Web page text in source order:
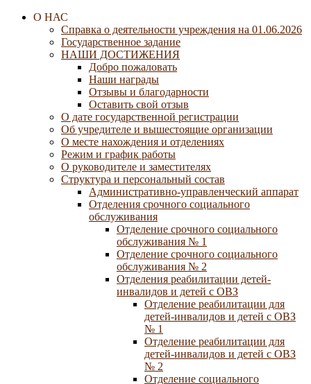
О НАС
Справка о деятельности учреждения на 01.06.2026
Государственное задание
НАШИ ДОСТИЖЕНИЯ
Добро пожаловать
Наши награды
Отзывы и благодарности
Оставить свой отзыв
О дате государственной регистрации
Об учредителе и вышестоящие организации
О месте нахождения и отделениях
Режим и график работы
О руководителе и заместителях
Структура и персональный состав
Административно-управленческий аппарат
Отделения срочного социального
обслуживания
Отделение срочного социального
обслуживания № 1
Отделение срочного социального
обслуживания № 2
Отделения реабилитации детей-
инвалидов и детей с ОВЗ
Отделение реабилитации для
детей-инвалидов и детей с ОВЗ
№ 1
Отделение реабилитации для
детей-инвалидов и детей с ОВЗ
№ 2
Отделение социального